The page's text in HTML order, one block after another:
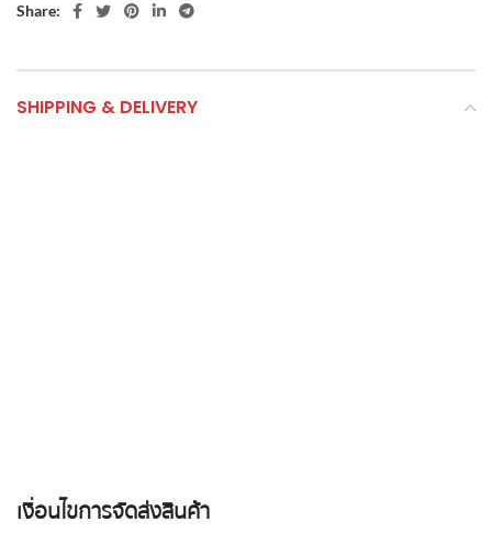
Share:
SHIPPING & DELIVERY
เงื่อนไขการจัดส่งสินค้า